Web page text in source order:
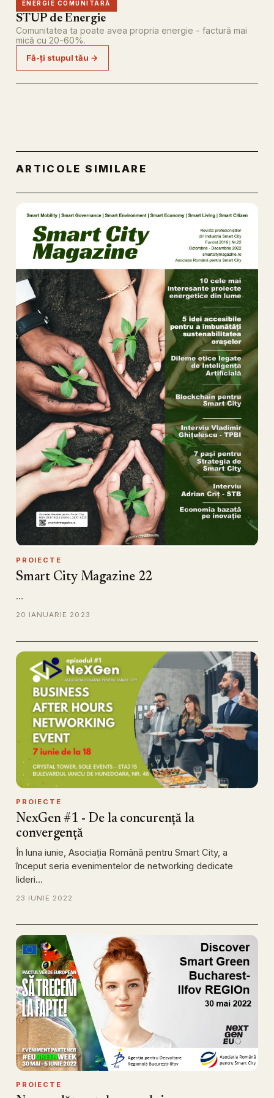
ENERGIE COMUNITARĂ
STUP de Energie
Comunitatea ta poate avea propria energie - factură mai
mică cu 20-60%.
Fă-ți stupul tău →
ARTICOLE SIMILARE
PROIECTE
Smart City Magazine 22
…
20 IANUARIE 2023
PROIECTE
NexGen #1 - De la concurență la
convergență
În luna iunie, Asociația Română pentru Smart City, a
început seria evenimentelor de networking dedicate
lideri…
23 IUNIE 2022
PROIECTE